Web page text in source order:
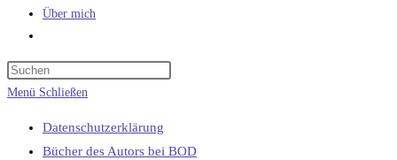
Über mich
umschalten
Menü Schließen
Datenschutzerklärung
Bücher des Autors bei BOD